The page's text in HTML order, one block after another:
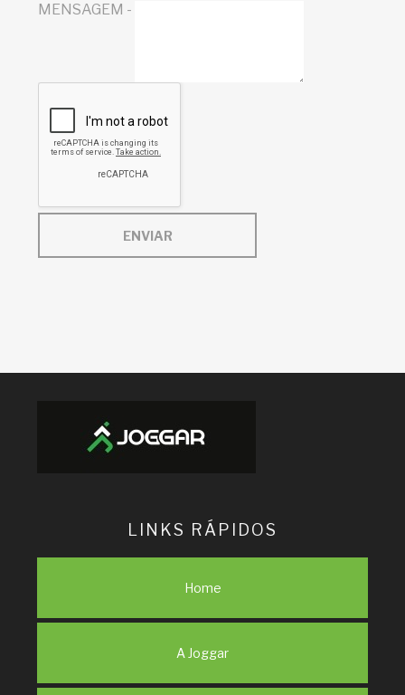
MENSAGEM -
ENVIAR
LINKS RÁPIDOS
Home
A Joggar